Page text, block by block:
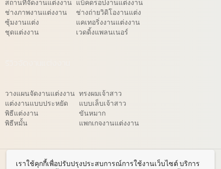
เราใช้คุกกี้เพื่อปรับปรุงประสบการณ์การใช้งานเว็บไซต์ บริการ
สถานที่จัดงานแต่งงาน
ช่างภาพงานแต่งงาน
ซุ้มงานแต่ง
ชุดแต่งงาน
แบ็คดรอปงานแต่งงาน
ช่างถ่ายวิดิโองานแต่ง
แคเทอริ่งงานแต่งงาน
เวดดิ้งแพลนเนอร์
วางแผนจัดงานแต่งงาน
แต่งงานแบบประหยัด
พิธีแต่งงาน
พิธีหมั้น
ทรงผมเจ้าสาว
แบบเล็บเจ้าสาว
ขันหมาก
แพกเกจงานแต่งงาน
© 2026 WeddingReview.net